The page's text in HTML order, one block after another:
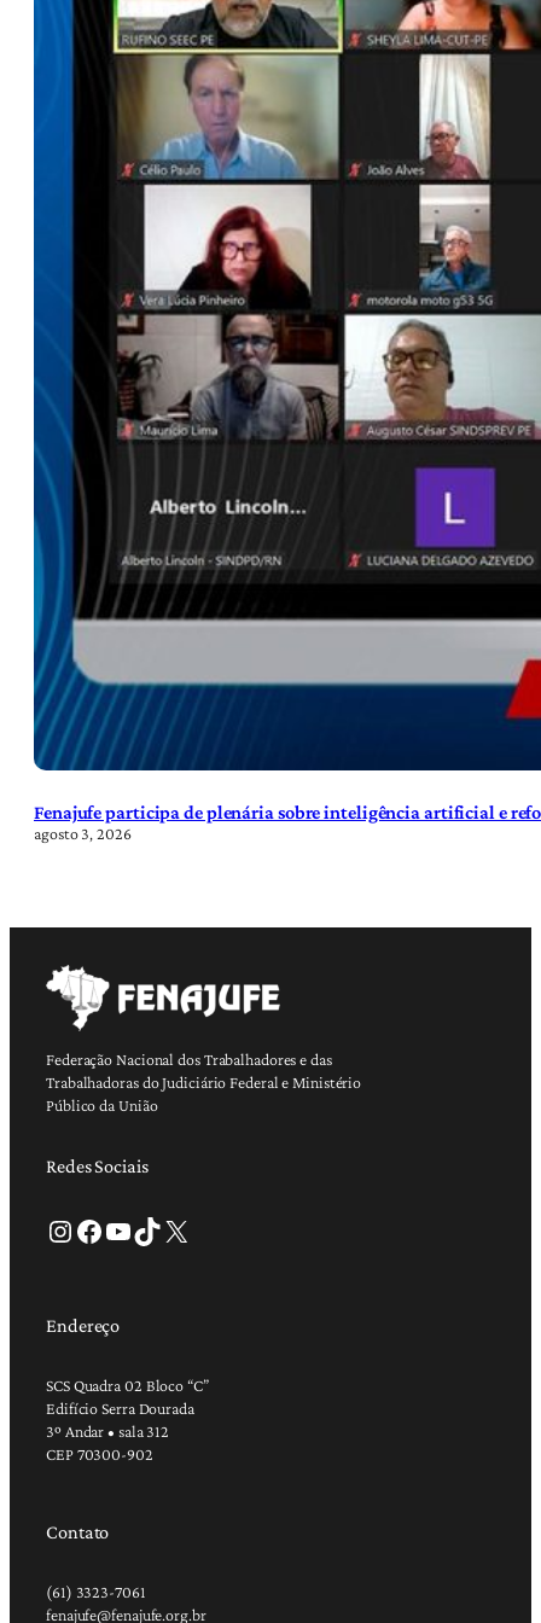
Fenajufe participa de plenária sobre inteligência artificial e
agosto 3, 2026
Federação Nacional dos Trabalhadores e das
Trabalhadoras do Judiciário Federal e Ministério
Público da União
Redes Sociais
Instagram Facebook Youtube TikTok X
Endereço
SCS Quadra 02 Bloco “C”
Edifício Serra Dourada
3º Andar • sala 312
CEP 70300-902
Contato
(61) 3323-7061
fenajufe@fenajufe.org.br